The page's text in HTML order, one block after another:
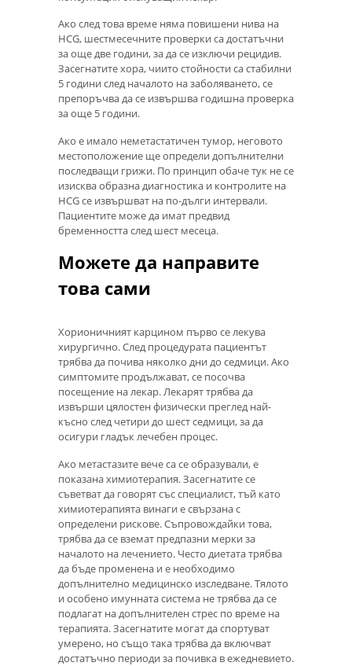
Ако след това време няма повишени нива на
HCG, шестмесечните проверки са достатъчни
за още две години, за да се изключи рецидив.
Засегнатите хора, чиито стойности са стабилни
5 години след началото на заболяването, се
препоръчва да се извършва годишна проверка
за още 5 години.
Ако е имало неметастатичен тумор, неговото
местоположение ще определи допълнителни
последващи грижи. По принцип обаче тук не се
изисква образна диагностика и контролите на
HCG се извършват на по-дълги интервали.
Пациентите може да имат предвид
бременността след шест месеца.
Можете да направите
това сами
Хорионичният карцином първо се лекува
хирургично. След процедурата пациентът
трябва да почива няколко дни до седмици. Ако
симптомите продължават, се посочва
посещение на лекар. Лекарят трябва да
извърши цялостен физически преглед най-
късно след четири до шест седмици, за да
осигури гладък лечебен процес.
Ако метастазите вече са се образували, е
показана химиотерапия. Засегнатите се
съветват да говорят със специалист, тъй като
химиотерапията винаги е свързана с
определени рискове. Съпровождайки това,
трябва да се вземат предпазни мерки за
началото на лечението. Често диетата трябва
да бъде променена и е необходимо
допълнително медицинско изследване. Тялото
и особено имунната система не трябва да се
подлагат на допълнителен стрес по време на
терапията. Засегнатите могат да спортуват
умерено, но също така трябва да включват
достатъчно периоди за почивка в ежедневието.